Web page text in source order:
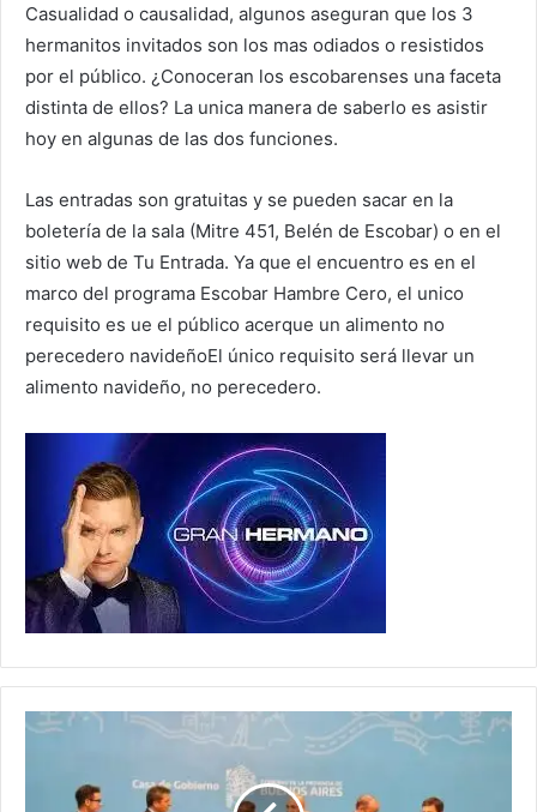
Casualidad o causalidad, algunos aseguran que los 3
hermanitos invitados son los mas odiados o resistidos
por el público. ¿Conoceran los escobarenses una faceta
distinta de ellos? La unica manera de saberlo es asistir
hoy en algunas de las dos funciones.
Las entradas son gratuitas y se pueden sacar en la
boletería de la sala (Mitre 451, Belén de Escobar) o en el
sitio web de Tu Entrada. Ya que el encuentro es en el
marco del programa Escobar Hambre Cero, el unico
requisito es ue el público acerque un alimento no
perecedero navideñoEl único requisito será llevar un
alimento navideño, no perecedero.